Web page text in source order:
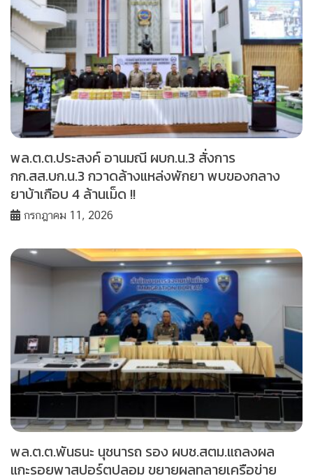
พล.ต.ต.ประสงค์ อานมณี ผบก.น.3 สั่งการ
กก.สส.บก.น.3 กวาดล้างแหล่งพักยา พบของกลาง
ยาบ้าเกือบ 4 ล้านเม็ด !!
กรกฎาคม 11, 2026
พล.ต.ต.พันธนะ นุชนารถ รอง ผบช.สตม.แถลงผล
แกะรอยพาสปอร์ตปลอม ขยายผลทลายเครือข่าย